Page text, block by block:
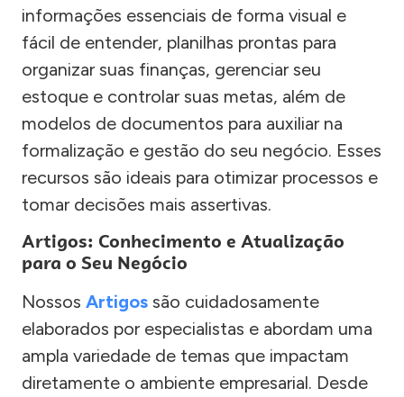
informações essenciais de forma visual e
fácil de entender, planilhas prontas para
organizar suas finanças, gerenciar seu
estoque e controlar suas metas, além de
modelos de documentos para auxiliar na
formalização e gestão do seu negócio. Esses
recursos são ideais para otimizar processos e
tomar decisões mais assertivas.
Artigos: Conhecimento e Atualização
para o Seu Negócio
Nossos Artigos são cuidadosamente
elaborados por especialistas e abordam uma
ampla variedade de temas que impactam
diretamente o ambiente empresarial. Desde